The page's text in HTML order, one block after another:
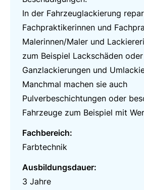
In der Fahrzeuglackierung
Fachpraktikerinnen und
Malerinnen/Maler und
zum Beispiel Lackschäden
Ganzlackierungen und
Manchmal machen sie auch
Pulverbeschichtungen oder
Fahrzeuge zum Beispiel mit
Fachbereich:
Farbtechnik
Ausbildungsdauer:
3 Jahre